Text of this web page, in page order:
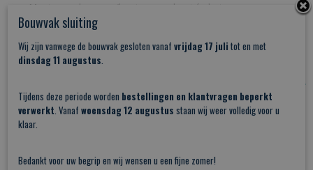
Montage schroeven/bouten voor hout én beton
1 Vloergeleider
Montage handleiding
Keuze uit de volgende afstandhouders:
​Verstelbare afstandhouders (uitdraaibaar) 35/​
Bouwvak sluiting
Wij zijn vanwege de bouwvak gesloten vanaf vrijdag 17 juli tot en met
dinsdag 11 augustus.
Tijdens deze periode worden bestellingen en klantvragen beperkt
verwerkt. Vanaf woensdag 12 augustus staan wij weer volledig voor u
klaar.
Bedankt voor uw begrip en wij wensen u een fijne zomer!